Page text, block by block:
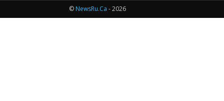
© NewsRu.Ca - 2026